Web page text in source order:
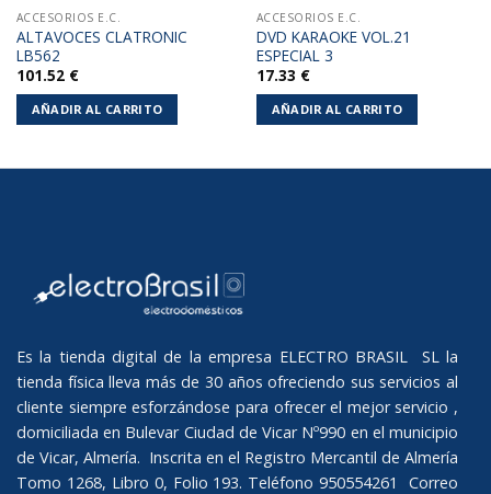
ACCESORIOS E.C.
ALTAVOCES CLATRONIC
LB562
101.52 €
AÑADIR AL CARRITO
ACCESORIOS E.C.
DVD KARAOKE VOL.21
ESPECIAL 3
17.33 €
AÑADIR AL CARRITO
Es la tienda digital de la empresa ELECTRO BRASIL SL la
tienda física lleva más de 30 años ofreciendo sus servicios al
cliente siempre esforzándose para ofrecer el mejor servicio ,
domiciliada en Bulevar Ciudad de Vicar Nº990 en el municipio
de Vicar, Almería. Inscrita en el Registro Mercantil de Almería
Tomo 1268, Libro 0, Folio 193. Teléfono 950554261 Correo